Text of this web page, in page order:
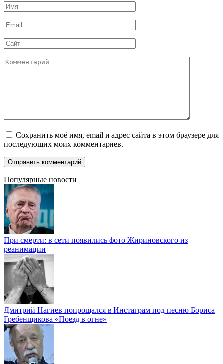
Имя
*
Email
*
Сайт
Комментарий
Сохранить моё имя, email и адрес сайта в этом браузере для
последующих моих комментариев.
Популярные новости
При смерти: в сети появились фото Жириновского из
реанимации
Дмитрий Нагиев попрощался в Инстаграм под песню Бориса
Гребенщикова «Поезд в огне»